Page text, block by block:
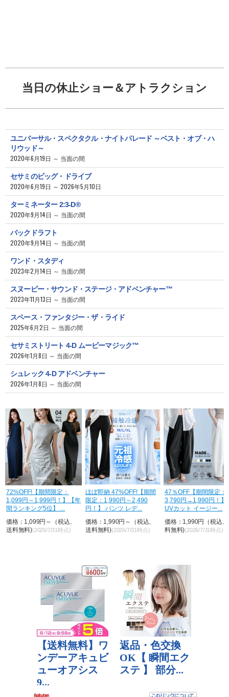
当日の休止ショー＆アトラクション
ユニバーサル・スペクタクル・ナイトパレード ～ベスト・オブ・ハ
リウッド～
2020年6月19日 ～ 当面の間
セサミのビッグ・ドライブ
2020年6月19日 ～ 2026年5月10日
ターミネーター 2:3-D®
2020年9月14日 ～ 当面の間
バックドラフト
2020年9月14日 ～ 当面の間
ワンド・スタディ
2023年2月14日 ～ 当面の間
スヌーピー・サウンド・ステージ・アドベンチャー™
2023年11月13日 ～ 当面の間
スペース・ファンタジー・ザ・ライド
2025年6月2日 ～ 当面の間
セサミストリート 4-D ムービーマジック™
2026年1月8日 ～ 当面の間
シュレック 4-D アドベンチャー
2026年1月8日 ～ 当面の間
ほぼ即納 47%OFF!【期間
限定：1,990円～2,490
円！】 パンツ レデ...
価格：1,990円～（税込、
送料無料)(2026/7/31時点)
47％OFF【期間限定：
3,790円→1,990円！】速乾
UVカット イージー...
価格：1,990円（税込、送
料無料)(2026/7/31時点)
50%OFF さらに半額！
【期間限定：3,690円
→923円！3枚購入で3
価格：1,845円（税込
料無料)(2026/7/31時点)